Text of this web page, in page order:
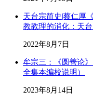
天台宗简史|蔡仁厚
教教理的消化：天
2022年8月7日
牟宗三：《圆善论
全集本编校说明）
2023年8月14日